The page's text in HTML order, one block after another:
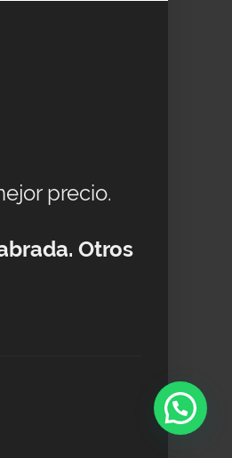
precio.
Otros